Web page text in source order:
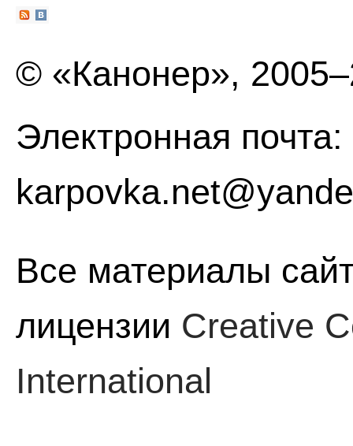
© «Канонер»,
Электронная почта:
Все материалы
лицензии Creative
International